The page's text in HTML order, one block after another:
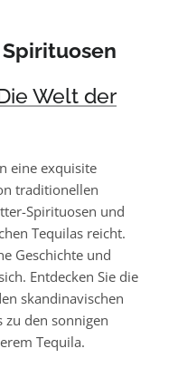
Welt der
eine exquisite
traditionellen
Spirituosen und
Tequilas reicht.
Geschichte und
Entdecken Sie die
skandinavischen
zu den sonnigen
Tequila.